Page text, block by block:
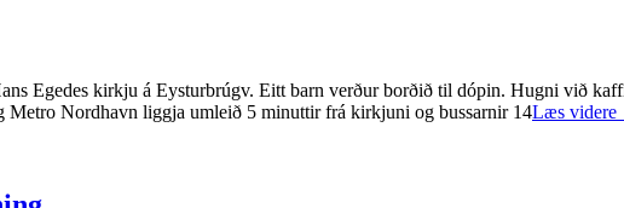
Egedes kirkju á Eysturbrúgv. Eitt barn verður borðið til dópin. Hugni við
Metro Nordhavn liggja umleið 5 minuttir frá kirkjuni og bussarnir 14Læs videre